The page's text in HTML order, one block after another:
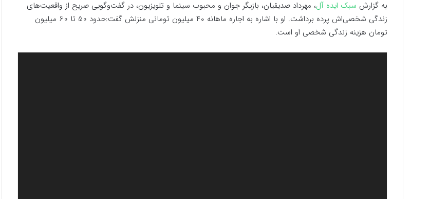
به گزارش سبک ایده آل، مهرداد صدیقیان، بازیگر جوان و محبوب سینما و تلویزیون، در گفت‌وگویی صریح از واقعیت‌های
زندگی شخصی‌اش پرده برداشت. او با اشاره به اجاره ماهانه ۴۰ میلیون تومانی منزلش گفت:حدود 50 تا 60 میلیون
تومان هزینه زندگی شخصی او است.